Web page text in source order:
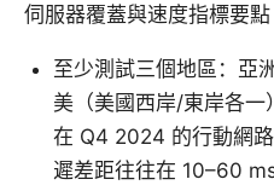
伺服器覆蓋與速度指標要點
至少測試三個地區：亞
美（美國西岸/東岸各一
在 Q4 2024 的行動網
遲差距往往在 10–60